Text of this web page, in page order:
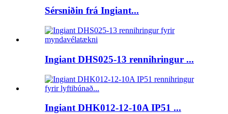
Sérsniðin frá Ingiant...
Ingiant DHS025-13 rennihringur ...
Ingiant DHK012-12-10A IP51 ...